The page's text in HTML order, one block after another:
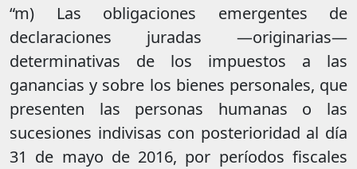
“m) Las obligaciones emergentes de
declaraciones juradas —originarias—
determinativas de los impuestos a las
ganancias y sobre los bienes personales, que
presenten las personas humanas o las
sucesiones indivisas con posterioridad al día
31 de mayo de 2016, por períodos fiscales